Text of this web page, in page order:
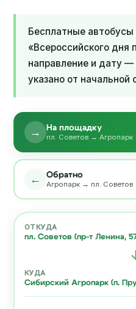
Бесплатные автобусы
«Всероссийского дня
направление и дату
указано от
→
На площадку
пл. Советов → Агропарк
←
Обратно
Агропарк → пл. Советов
ОТКУДА
пл. Советов (пр-т Ленина,
КУДА
Сибирский Агропарк (п.